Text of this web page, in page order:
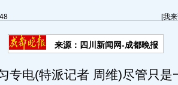
[我
来源：四川新闻网-成都晚报
电(特派记者 周维)尽管只是